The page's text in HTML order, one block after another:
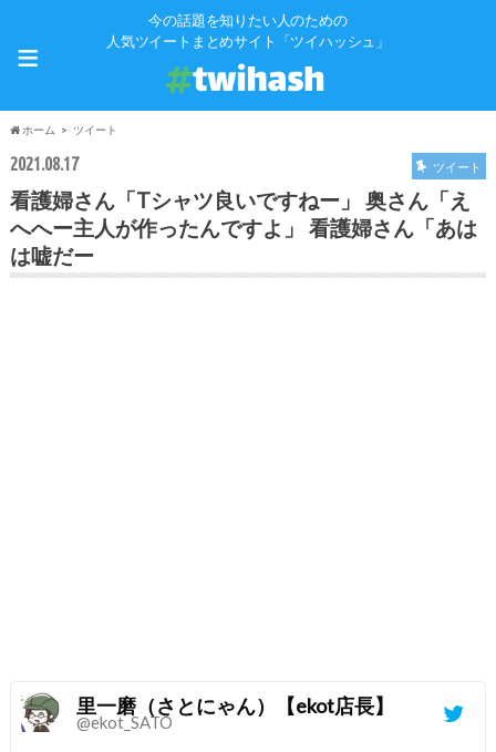
今の話題を知りたい人のための
人気ツイートまとめサイト「ツイハッシュ」
≡
ホーム ツイート
2021.08.17 ツイート
看護婦さん「Tシャツ良いですねー」 奥さん「え
へへー主人が作ったんですよ」 看護婦さん「あは
は嘘だー
里一磨（さとにゃん）【ekot店長】
@ekot_SATO